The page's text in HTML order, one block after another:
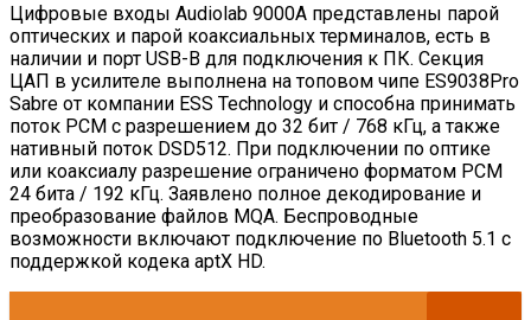
Цифровые входы Audiolab 9000A представлены парой
оптических и парой коаксиальных терминалов, есть в
наличии и порт USB-B для подключения к ПК. Секция
ЦАП в усилителе выполнена на топовом чипе ES9038Pro
Sabre от компании ESS Technology и способна принимать
поток РСМ с разрешением до 32 бит / 768 кГц, а также
нативный поток DSD512. При подключении по оптике
или коаксиалу разрешение ограничено форматом РСМ
24 бита / 192 кГц. Заявлено полное декодирование и
преобразование файлов MQA. Беспроводные
возможности включают подключение по Bluetooth 5.1 с
поддержкой кодека aptX HD.